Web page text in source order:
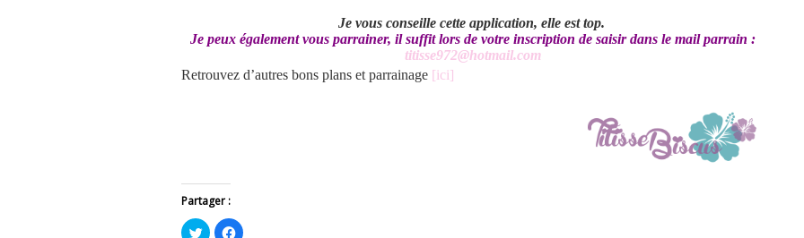
Je vous conseille cette application, elle est top.
Je peux également vous parrainer, il suffit lors de votre inscription de saisir dans le mail parrain :
titisse972@hotmail.com
Retrouvez d’autres bons plans et parrainage [ici]
Partager :
CliquezCliquez